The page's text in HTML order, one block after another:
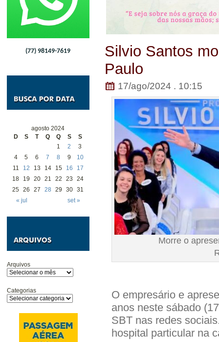
(77) 98149-7619
agosto 2024
D
S T Q Q S S
« jul set »
1 2
3
4
5 6 7 8 9
10
11
12 13 14 15 16
17
18
19 20 21 22 23
24
25 26 27 28 29 30 31
Arquivos
Categorias
Silvio Santos
Paulo
17/ago/2024 . 10:15
Morre o
O empresário e
anos neste sábado
SBT nas redes
hospital particular na